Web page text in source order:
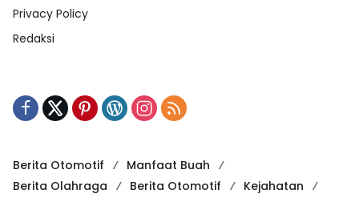
Privacy Policy
Redaksi
Berita Otomotif
Manfaat Buah
Berita Olahraga
Berita Otomotif
Kejahatan